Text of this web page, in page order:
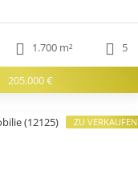
1.700 m² 5
205.000 €
ZU VERKAUFEN